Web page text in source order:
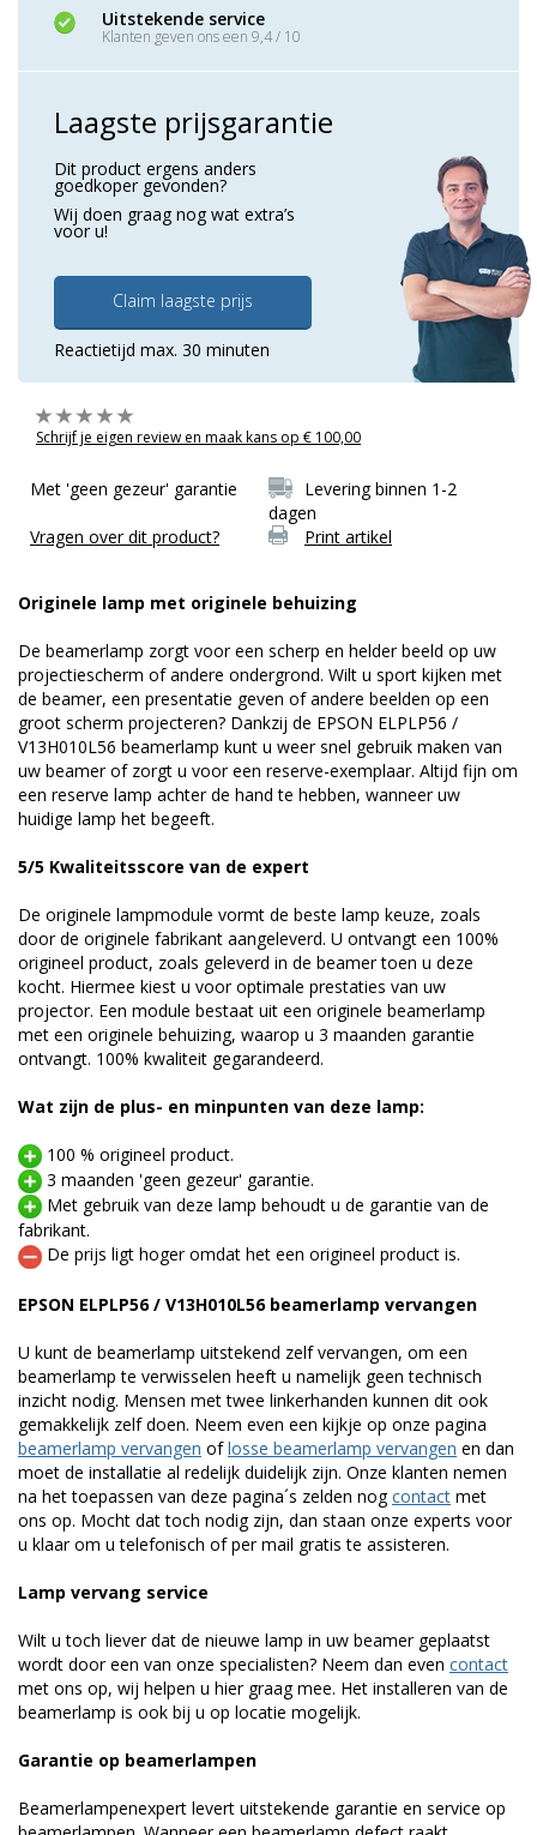
Uitstekende service
Klanten geven ons een 9,4 / 10
Laagste prijsgarantie
Dit product ergens anders
goedkoper gevonden?
Wij doen graag nog wat extra’s
voor u!
Claim laagste prijs
Reactietijd max. 30 minuten
Schrijf je eigen review en maak kans op € 100,00
Met 'geen gezeur' garantie
Levering binnen 1-2
dagen
Vragen over dit product?
Print artikel
Originele lamp met originele behuizing
De beamerlamp zorgt voor een scherp en helder beeld op uw
projectiescherm of andere ondergrond. Wilt u sport kijken met
de beamer, een presentatie geven of andere beelden op een
groot scherm projecteren? Dankzij de EPSON ELPLP56 /
V13H010L56 beamerlamp kunt u weer snel gebruik maken van
uw beamer of zorgt u voor een reserve-exemplaar. Altijd fijn om
een reserve lamp achter de hand te hebben, wanneer uw
huidige lamp het begeeft.
5/5 Kwaliteitsscore van de expert
De originele lampmodule vormt de beste lamp keuze, zoals
door de originele fabrikant aangeleverd. U ontvangt een 100%
origineel product, zoals geleverd in de beamer toen u deze
kocht. Hiermee kiest u voor optimale prestaties van uw
projector. Een module bestaat uit een originele beamerlamp
met een originele behuizing, waarop u 3 maanden garantie
ontvangt. 100% kwaliteit gegarandeerd.
Wat zijn de plus- en minpunten van deze lamp:
100 % origineel product.
3 maanden 'geen gezeur' garantie.
Met gebruik van deze lamp behoudt u de garantie van de
fabrikant.
De prijs ligt hoger omdat het een origineel product is.
EPSON ELPLP56 / V13H010L56 beamerlamp vervangen
U kunt de beamerlamp uitstekend zelf vervangen, om een
beamerlamp te verwisselen heeft u namelijk geen technisch
inzicht nodig. Mensen met twee linkerhanden kunnen dit ook
gemakkelijk zelf doen. Neem even een kijkje op onze pagina
beamerlamp vervangen oflosse beamerlamp vervangen en dan
moet de installatie al redelijk duidelijk zijn. Onze klanten nemen
na het toepassen van deze pagina´s zelden nogcontact met
ons op. Mocht dat toch nodig zijn, dan staan onze experts voor
u klaar om u telefonisch of per mail gratis te assisteren.
Lamp vervang service
Wilt u toch liever dat de nieuwe lamp in uw beamer geplaatst
wordt door een van onze specialisten? Neem dan even contact
met ons op, wij helpen u hier graag mee. Het installeren van de
beamerlamp is ook bij u op locatie mogelijk.
Garantie op beamerlampen
Beamerlampenexpert levert uitstekende garantie en service op